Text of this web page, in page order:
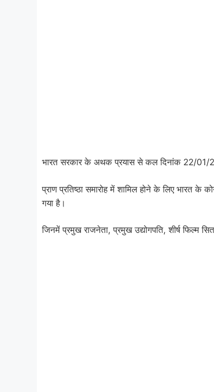
भारत सरकार के अथक प्रयास से कल दिनांक 22/01/
प्राण प्रतिष्ठा समारोह में शामिल होने के लिए भारत के
गया है।
जिनमें प्रमुख राजनेता, प्रमुख उद्योगपति, शीर्ष फिल्म